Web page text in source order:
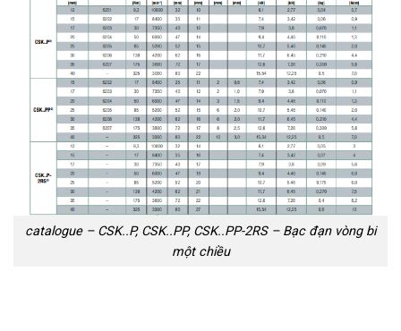
catalogue – CSK..P, CSK..PP, CSK..PP-2RS – Bạc đạn vòng bi
một chiều